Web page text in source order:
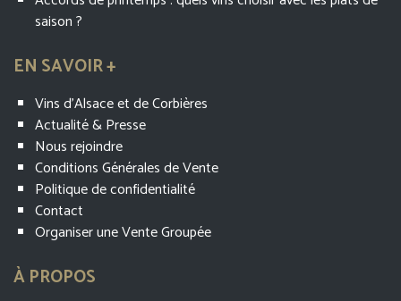
saison ?
EN SAVOIR +
Vins d’Alsace et de Corbières
Actualité & Presse
Nous rejoindre
Conditions Générales de Vente
Politique de confidentialité
Contact
Organiser une Vente Groupée
À PROPOS